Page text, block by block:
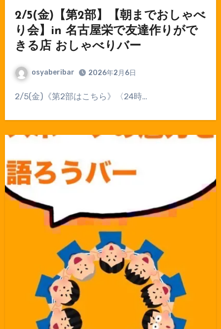
2/5(金)【第2部】【朝までおしゃべ
り会】in 名古屋栄で友達作りがで
きる店 おしゃべりバー
osyaberibar 2026年2月6日
⁡2/5(金)《第2部はこちら》〈24時…